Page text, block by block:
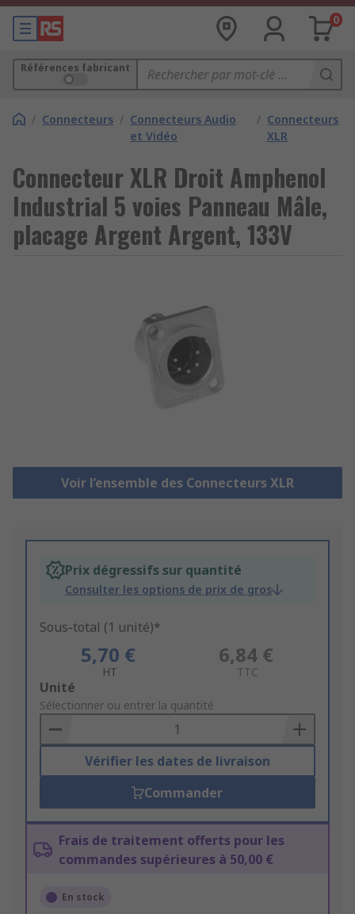
0
Références fabricant
/ Connecteurs / Connecteurs Audio
et Vidéo
/ Connecteurs
XLR
Connecteur XLR Droit Amphenol
Industrial 5 voies Panneau Mâle,
placage Argent Argent, 133V
Voir l’ensemble des Connecteurs XLR
Prix dégressifs sur quantité
Consulter les options de prix de gros
Sous-total (1 unité)*
5,70 €
HT
6,84 €
TTC
Add
to
Basket
Unité
Sélectionner ou entrer la quantité
Vérifier les dates de livraison
Commander
Frais de traitement offerts pour les
commandes supérieures à 50,00 €
En stock